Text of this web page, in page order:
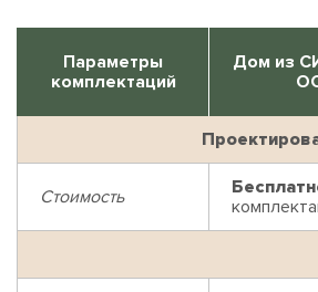
Параметры
комплектаций
Дом из
Стоимость